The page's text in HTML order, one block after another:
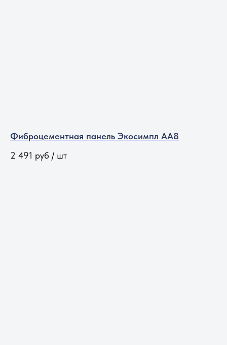
Фиброцементная панель Экосимпл АА8
2 491 руб / шт